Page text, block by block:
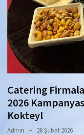
Catering
2026
Kokteyl
Admin 28 Şubat 2026